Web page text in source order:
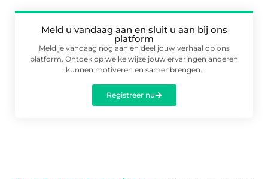
Meld u vandaag aan en sluit u aan bij ons
platform
Meld je vandaag nog aan en deel jouw verhaal op ons
platform. Ontdek op welke wijze jouw ervaringen anderen
kunnen motiveren en samenbrengen.
Registreer nu